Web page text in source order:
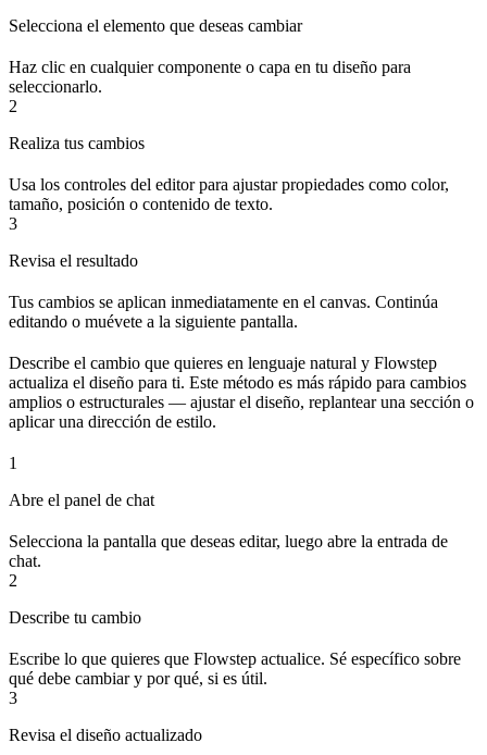
Selecciona el elemento que deseas cambiar
Haz clic en cualquier componente o capa en tu diseño para
seleccionarlo.
2
Realiza tus cambios
Usa los controles del editor para ajustar propiedades como color,
tamaño, posición o contenido de texto.
3
Revisa el resultado
Tus cambios se aplican inmediatamente en el canvas. Continúa
editando o muévete a la siguiente pantalla.
Describe el cambio que quieres en lenguaje natural y Flowstep
actualiza el diseño para ti. Este método es más rápido para cambios
amplios o estructurales — ajustar el diseño, replantear una sección o
aplicar una dirección de estilo.
1
Abre el panel de chat
Selecciona la pantalla que deseas editar, luego abre la entrada de
chat.
2
Describe tu cambio
Escribe lo que quieres que Flowstep actualice. Sé específico sobre
qué debe cambiar y por qué, si es útil.
3
Revisa el diseño actualizado